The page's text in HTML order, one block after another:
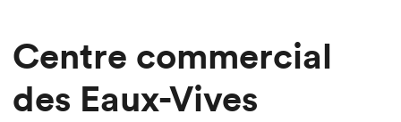
Centre commercial
des Eaux-Vives